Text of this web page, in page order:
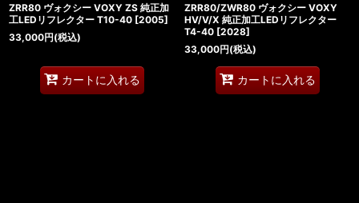
ZRR80 ヴォクシー VOXY ZS 純正加
工LEDリフレクター T10-40 [2005]
33,000円(税込)
カートに入れる
ZRR80/ZWR80 ヴォクシー VOXY
HV/V/X 純正加工LEDリフレクター
T4-40 [2028]
33,000円(税込)
カートに入れる